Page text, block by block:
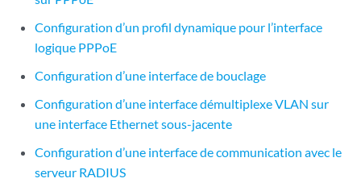
Configuration d’un profil dynamique pour l’interface
logique PPPoE
Configuration d’une interface de bouclage
Configuration d’une interface démultiplexe VLAN sur
une interface Ethernet sous-jacente
Configuration d’une interface de communication avec le
serveur RADIUS